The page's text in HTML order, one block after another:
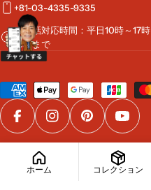
+81-03-4335-9335
※電話対応時間：平日10時～17
19時まで
支
払
い
方
FacebookInstagramPinterest
© 2026MetaMall
ホーム コレクション